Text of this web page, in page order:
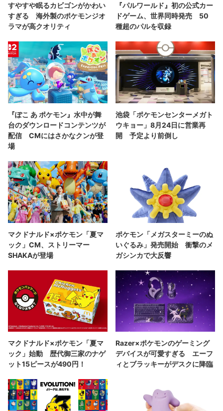
すやすや眠るカビゴンがかわい
すぎる 海外製のポケモンジオ
ラマが高クオリティ
『パルワールド』初の公式カー
ドゲーム、世界同時発売 50
種超のパルを収録
『ぽこ あ ポケモン』水中が舞
台のダウンロードコンテンツが
配信 CMにはさかなクンが登
場
池袋「ポケモンセンターメガト
ウキョー」8月24日に営業再
開 予定より前倒し
マクドナルド×ポケモン「夏マ
ック」CM、ストリーマー
SHAKAが登場
ポケモン「メガスターミーのぬ
いぐるみ」発売開始 衝撃のメ
ガシンカで大反響
マクドナルド×ポケモン「夏マ
ック」始動 歴代御三家のナゲ
ット15ピースが490円！
Razer×ポケモンのゲーミング
デバイスが可愛すぎる エーフ
ィとブラッキーがデスクに降臨